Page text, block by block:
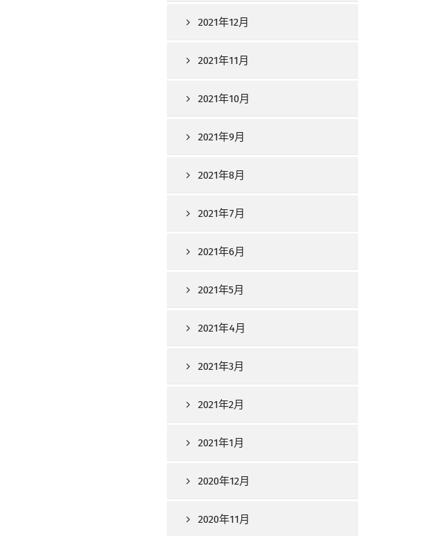
2021年12月
2021年11月
2021年10月
2021年9月
2021年8月
2021年7月
2021年6月
2021年5月
2021年4月
2021年3月
2021年2月
2021年1月
2020年12月
2020年11月